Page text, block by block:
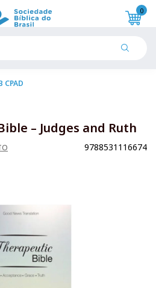
0
CPAD
– Judges and Ruth
9788531116674